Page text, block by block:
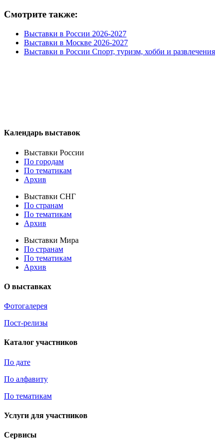
Смотрите также:
Выставки в России 2026-2027
Выставки в Москве 2026-2027
Выставки в России Спорт, туризм, хобби и развлечения
Календарь выставок
Выставки России
По городам
По тематикам
Архив
Выставки СНГ
По странам
По тематикам
Архив
Выставки Мира
По странам
По тематикам
Архив
О выставках
Фотогалерея
Пост-релизы
Каталог участников
По дате
По алфавиту
По тематикам
Услуги для участников
Сервисы